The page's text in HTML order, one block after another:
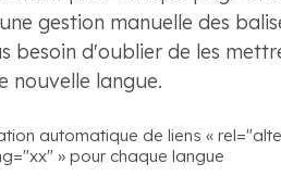
gestion manuelle des
besoin d'oublier de les
nouvelle langue.
automatique de liens «
» pour chaque langue